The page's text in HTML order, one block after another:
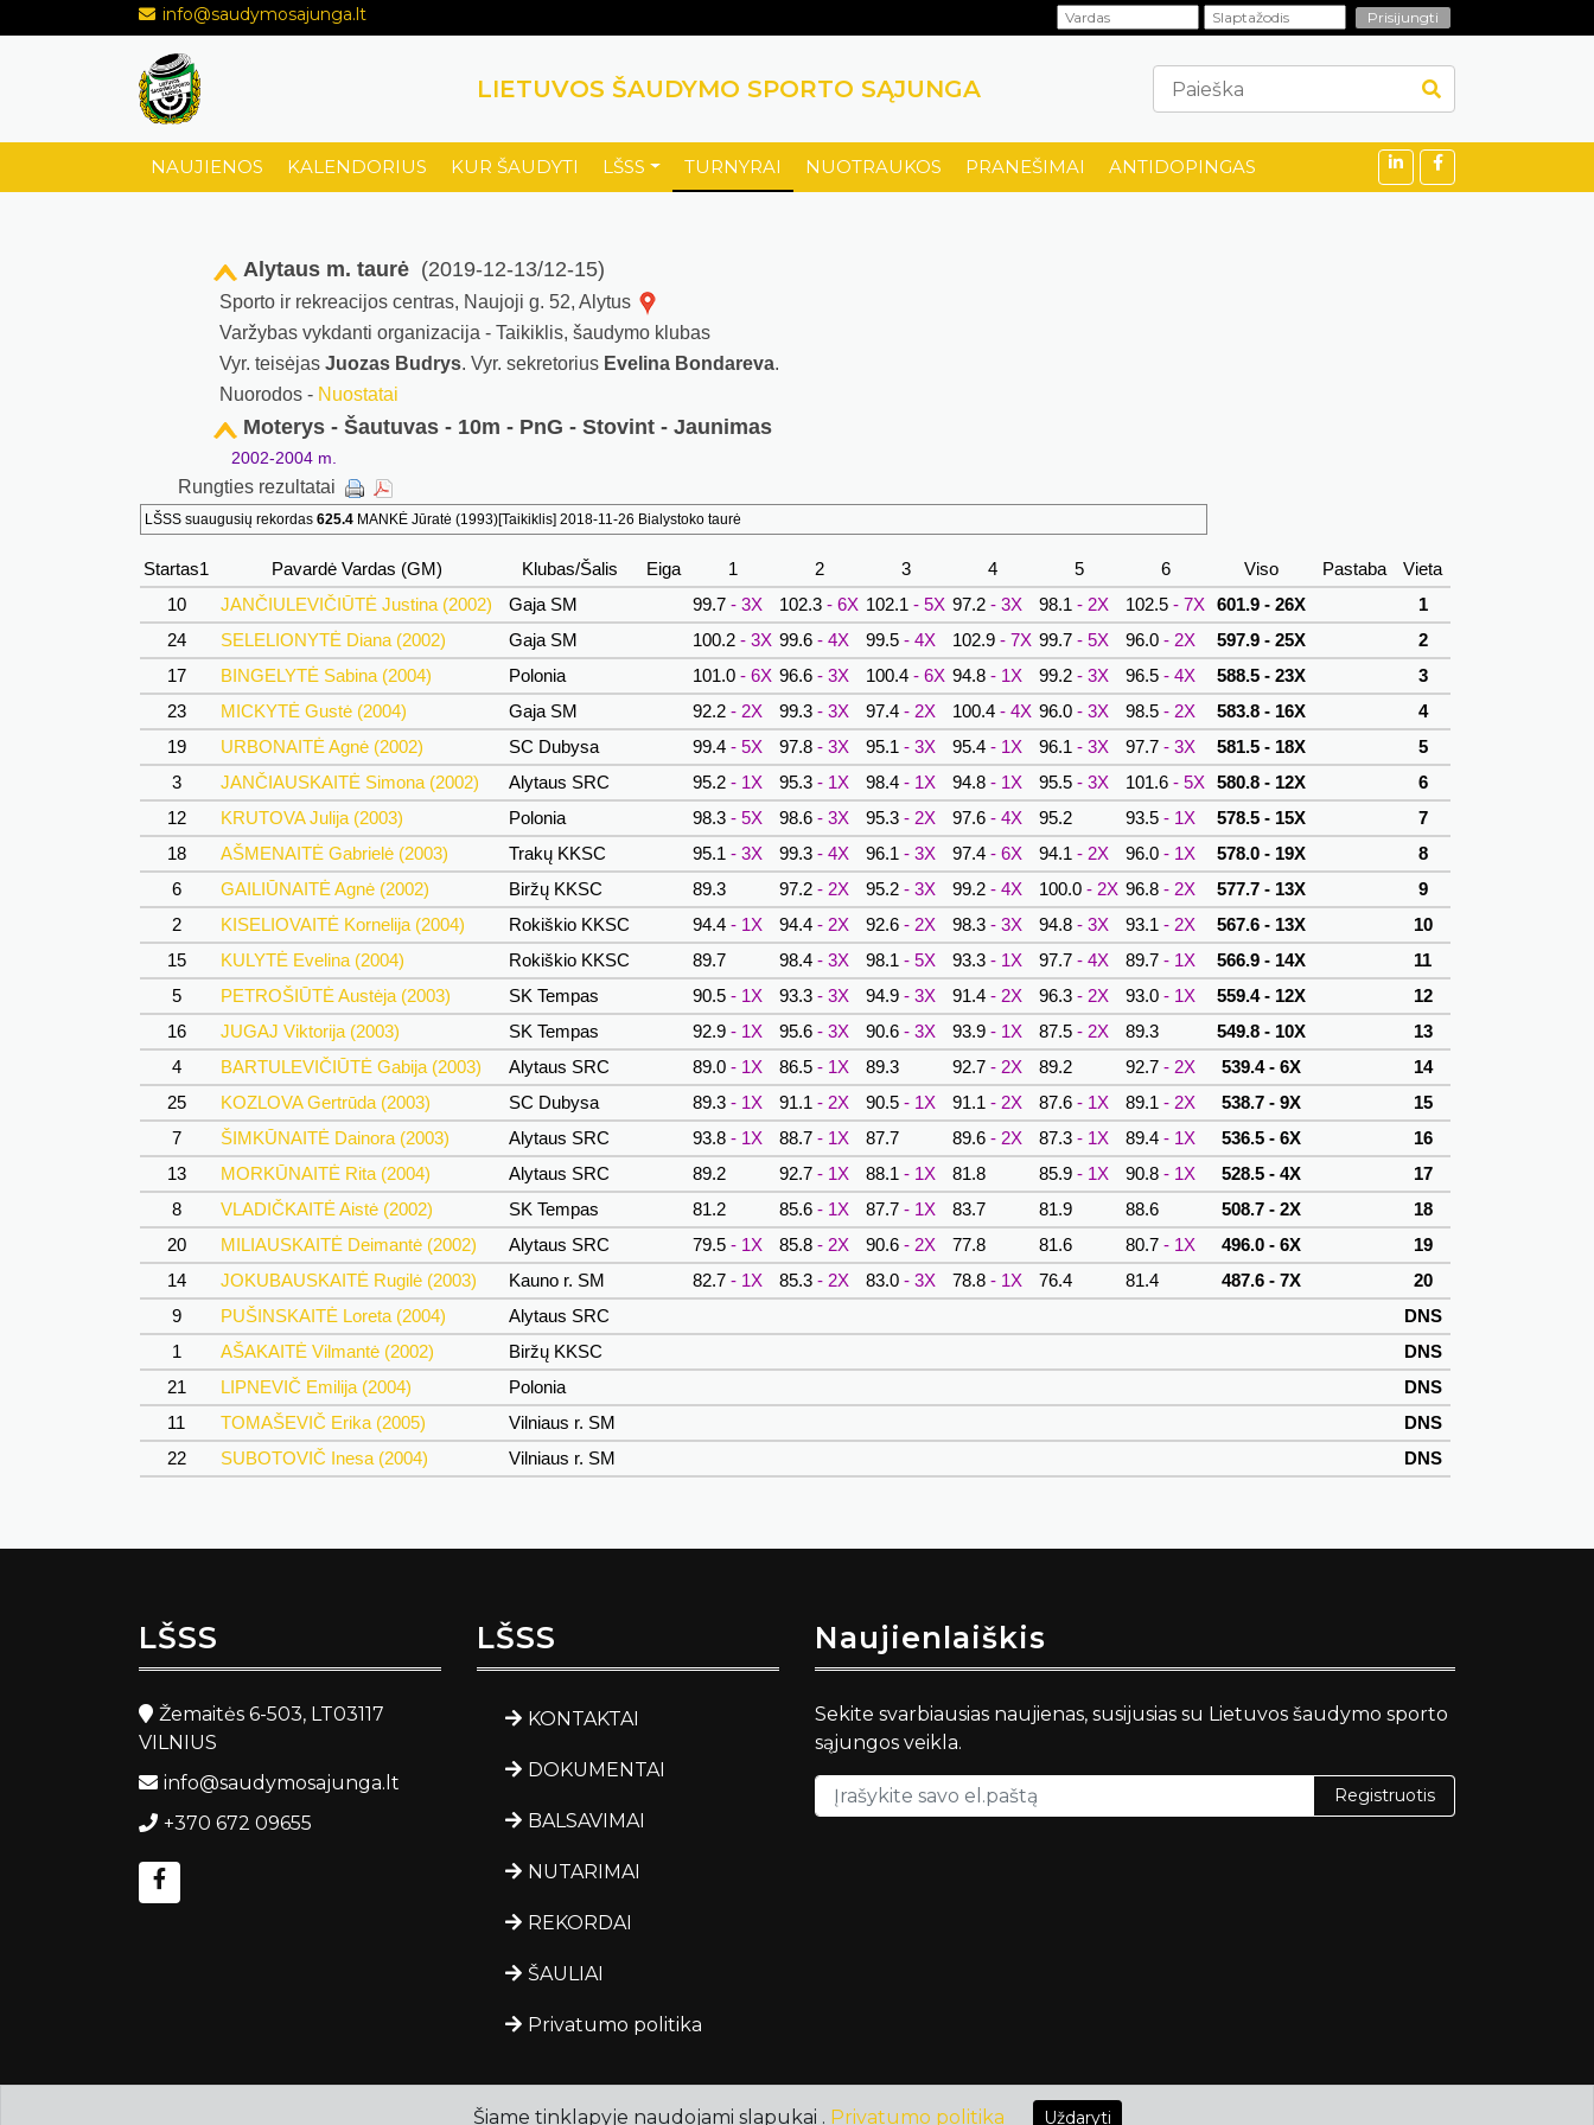
info@saudymosajunga.lt
LIETUVOS ŠAUDYMO SPORTO SĄJUNGA
NAUJIENOS KALENDORIUS KUR ŠAUDYTI LŠSS TURNYRAI NUOTRAUKOS PRANEŠIMAI ANTIDOPINGAS
Alytaus m. taurė (2019-12-13/12-15)
Sporto ir rekreacijos centras, Naujoji g. 52, Alytus
Varžybas vykdanti organizacija - Taikiklis, šaudymo klubas
Vyr. teisėjas Juozas Budrys. Vyr. sekretorius Evelina Bondareva.
Nuorodos - Nuostatai
Moterys - Šautuvas - 10m - PnG - Stovint - Jaunimas
2002-2004 m.
Rungties rezultatai
LŠSS suaugusių rekordas 625.4 MANKĖ Jūratė (1993)[Taikiklis] 2018-11-26 Bialystoko taurė
Startas1 Pavardė Vardas (GM) Klubas/Šalis Eiga 1 2 3 4 5 6 Viso Pastaba
Vieta
10
JANČIULEVIČIŪTĖ Justina (2002) Gaja SM 99.7 - 3X 102.3 - 6X 102.1 - 5X 97.2 - 3X 98.1 - 2X 102.5 - 7X 601.9 - 26X
1
24
SELELIONYTĖ Diana (2002) Gaja SM 100.2 - 3X 99.6 - 4X 99.5 - 4X 102.9 - 7X 99.7 - 5X 96.0 - 2X 597.9 - 25X
2
17
BINGELYTĖ Sabina (2004) Polonia 101.0 - 6X 96.6 - 3X 100.4 - 6X 94.8 - 1X 99.2 - 3X 96.5 - 4X 588.5 - 23X
3
23
MICKYTĖ Gustė (2004) Gaja SM 92.2 - 2X 99.3 - 3X 97.4 - 2X 100.4 - 4X 96.0 - 3X 98.5 - 2X 583.8 - 16X
4
19
URBONAITĖ Agnė (2002) SC Dubysa 99.4 - 5X 97.8 - 3X 95.1 - 3X 95.4 - 1X 96.1 - 3X 97.7 - 3X 581.5 - 18X
5
3
JANČIAUSKAITĖ Simona (2002) Alytaus SRC 95.2 - 1X 95.3 - 1X 98.4 - 1X 94.8 - 1X 95.5 - 3X 101.6 - 5X 580.8 - 12X
6
12
KRUTOVA Julija (2003) Polonia 98.3 - 5X 98.6 - 3X 95.3 - 2X 97.6 - 4X 95.2 93.5 - 1X 578.5 - 15X
7
18
AŠMENAITĖ Gabrielė (2003) Trakų KKSC 95.1 - 3X 99.3 - 4X 96.1 - 3X 97.4 - 6X 94.1 - 2X 96.0 - 1X 578.0 - 19X
8
6
GAILIŪNAITĖ Agnė (2002) Biržų KKSC 89.3 97.2 - 2X 95.2 - 3X 99.2 - 4X 100.0 - 2X 96.8 - 2X 577.7 - 13X
9
2
KISELIOVAITĖ Kornelija (2004) Rokiškio KKSC 94.4 - 1X 94.4 - 2X 92.6 - 2X 98.3 - 3X 94.8 - 3X 93.1 - 2X 567.6 - 13X
10
15
KULYTĖ Evelina (2004) Rokiškio KKSC 89.7 98.4 - 3X 98.1 - 5X 93.3 - 1X 97.7 - 4X 89.7 - 1X 566.9 - 14X
11
5
PETROŠIŪTĖ Austėja (2003) SK Tempas 90.5 - 1X 93.3 - 3X 94.9 - 3X 91.4 - 2X 96.3 - 2X 93.0 - 1X 559.4 - 12X
12
16
JUGAJ Viktorija (2003) SK Tempas 92.9 - 1X 95.6 - 3X 90.6 - 3X 93.9 - 1X 87.5 - 2X 89.3 549.8 - 10X
13
4
BARTULEVIČIŪTĖ Gabija (2003) Alytaus SRC 89.0 - 1X 86.5 - 1X 89.3 92.7 - 2X 89.2 92.7 - 2X 539.4 - 6X
14
25
KOZLOVA Gertrūda (2003) SC Dubysa 89.3 - 1X 91.1 - 2X 90.5 - 1X 91.1 - 2X 87.6 - 1X 89.1 - 2X 538.7 - 9X
15
7
ŠIMKŪNAITĖ Dainora (2003) Alytaus SRC 93.8 - 1X 88.7 - 1X 87.7 89.6 - 2X 87.3 - 1X 89.4 - 1X 536.5 - 6X
16
13
MORKŪNAITĖ Rita (2004) Alytaus SRC 89.2 92.7 - 1X 88.1 - 1X 81.8 85.9 - 1X 90.8 - 1X 528.5 - 4X
17
8
VLADIČKAITĖ Aistė (2002) SK Tempas 81.2 85.6 - 1X 87.7 - 1X 83.7 81.9 88.6 508.7 - 2X
18
20
MILIAUSKAITĖ Deimantė (2002) Alytaus SRC 79.5 - 1X 85.8 - 2X 90.6 - 2X 77.8 81.6 80.7 - 1X 496.0 - 6X
19
14
JOKUBAUSKAITĖ Rugilė (2003) Kauno r. SM 82.7 - 1X 85.3 - 2X 83.0 - 3X 78.8 - 1X 76.4 81.4 487.6 - 7X
20
9
PUŠINSKAITĖ Loreta (2004) Alytaus SRC
DNS
1
AŠAKAITĖ Vilmantė (2002) Biržų KKSC
DNS
21
LIPNEVIČ Emilija (2004) Polonia
DNS
11
TOMAŠEVIČ Erika (2005) Vilniaus r. SM
DNS
22
SUBOTOVIČ Inesa (2004) Vilniaus r. SM DNS
LŠSS
Žemaitės 6-503, LT03117
VILNIUS
info@saudymosajunga.lt
+370 672 09655
LŠSS
KONTAKTAI
DOKUMENTAI
BALSAVIMAI
NUTARIMAI
REKORDAI
ŠAULIAI
Privatumo politika
Naujienlaiškis
Sekite svarbiausias naujienas, susijusias su Lietuvos šaudymo sporto
sąjungos veikla.
Registruotis
Šiame tinklapyje naudojami slapukai . Privatumo politika Uždaryti